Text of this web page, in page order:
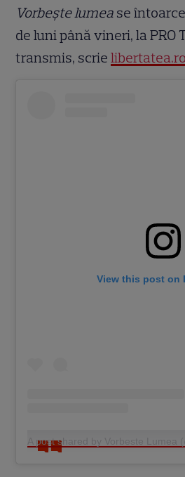
Vorbește lumea se
de luni până vineri, la PRO
transmis, scrielibertatea.ro
View this post on
A post shared by Vorbeste Lumea